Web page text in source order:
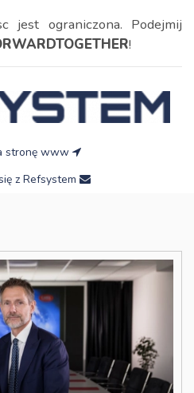
jest ograniczona. Podejmij
!
stronę www
z Refsystem